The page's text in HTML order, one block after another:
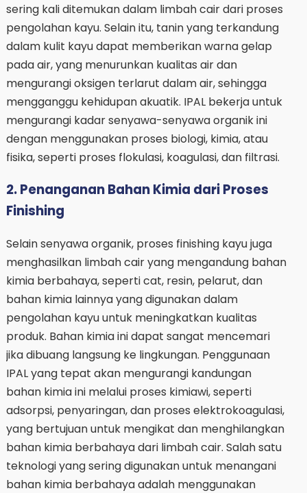
sering kali ditemukan dalam limbah cair dari proses
pengolahan kayu. Selain itu, tanin yang terkandung
dalam kulit kayu dapat memberikan warna gelap
pada air, yang menurunkan kualitas air dan
mengurangi oksigen terlarut dalam air, sehingga
mengganggu kehidupan akuatik. IPAL bekerja untuk
mengurangi kadar senyawa-senyawa organik ini
dengan menggunakan proses biologi, kimia, atau
fisika, seperti proses flokulasi, koagulasi, dan filtrasi.
2. Penanganan Bahan Kimia dari Proses
Finishing
Selain senyawa organik, proses finishing kayu juga
menghasilkan limbah cair yang mengandung bahan
kimia berbahaya, seperti cat, resin, pelarut, dan
bahan kimia lainnya yang digunakan dalam
pengolahan kayu untuk meningkatkan kualitas
produk. Bahan kimia ini dapat sangat mencemari
jika dibuang langsung ke lingkungan. Penggunaan
IPAL yang tepat akan mengurangi kandungan
bahan kimia ini melalui proses kimiawi, seperti
adsorpsi, penyaringan, dan proses elektrokoagulasi,
yang bertujuan untuk mengikat dan menghilangkan
bahan kimia berbahaya dari limbah cair. Salah satu
teknologi yang sering digunakan untuk menangani
bahan kimia berbahaya adalah menggunakan